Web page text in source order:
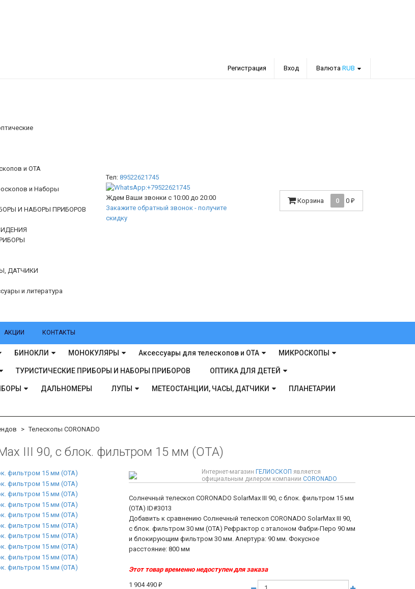
Регистрация Вход Валюта RUB
и ОТА
и Наборы
И НАБОРЫ ПРИБОРОВ
ДАТЧИКИ
и литература
Тел: 89522621745
Ждем Ваши звонки с 10:00 до 20:00
Закажите обратный звонок - получите
скидку
Корзина 0 0 ₽
АКЦИИ КОНТАКТЫ
БИНОКЛИ МОНОКУЛЯРЫ Аксессуары для телескопов и ОТА МИКРОСКОПЫ
ТУРИСТИЧЕСКИЕ ПРИБОРЫ И НАБОРЫ ПРИБОРОВ ОПТИКА ДЛЯ ДЕТЕЙ
ДАЛЬНОМЕРЫ ЛУПЫ МЕТЕОСТАНЦИИ, ЧАСЫ, ДАТЧИКИ ПЛАНЕТАРИИ
Телескопы CORONADO
III 90, с блок. фильтром 15 мм (OTA)
Интернет-магазин ГЕЛИОСКОП является
официальным дилером компании CORONADO
Солнечный телескоп CORONADO SolarMax III 90, с блок. фильтром 15 мм
(OTA) ID#3013
Добавить к сравнению Солнечный телескоп CORONADO SolarMax III 90,
с блок. фильтром 30 мм (OTA) Рефрактор с эталоном Фабри-Перо 90 мм
и блокирующим фильтром 30 мм. Апертура: 90 мм. Фокусное
расстояние: 800 мм
Этот товар временно недоступен для заказа
1 904 490 ₽